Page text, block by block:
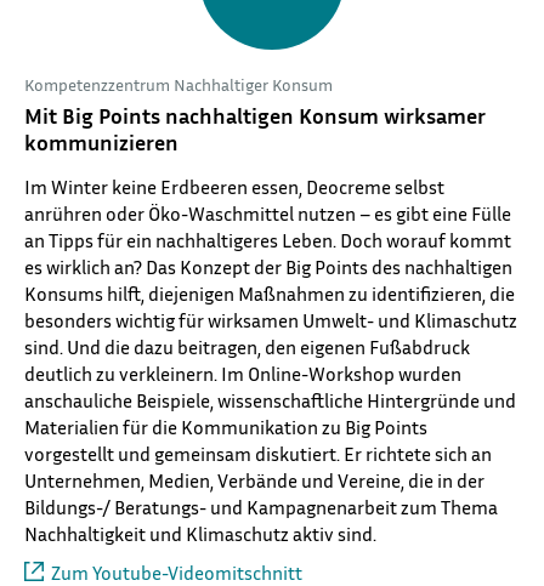
Kompetenzzentrum Nachhaltiger Konsum
Mit Big Points nachhaltigen Konsum wirksamer
kommunizieren
Im Winter keine Erdbeeren essen, Deocreme selbst
anrühren oder Öko-Waschmittel nutzen – es gibt eine Fülle
an Tipps für ein nachhaltigeres Leben. Doch worauf kommt
es wirklich an? Das Konzept der Big Points des nachhaltigen
Konsums hilft, diejenigen Maßnahmen zu identifizieren, die
besonders wichtig für wirksamen Umwelt- und Klimaschutz
sind. Und die dazu beitragen, den eigenen Fußabdruck
deutlich zu verkleinern. Im Online-Workshop wurden
anschauliche Beispiele, wissenschaftliche Hintergründe und
Materialien für die Kommunikation zu Big Points
vorgestellt und gemeinsam diskutiert. Er richtete sich an
Unternehmen, Medien, Verbände und Vereine, die in der
Bildungs-/ Beratungs- und Kampagnenarbeit zum Thema
Nachhaltigkeit und Klimaschutz aktiv sind.
Zum Youtube-Videomitschnitt